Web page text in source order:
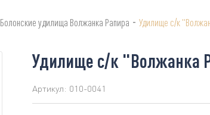
Болонские удилища Волжанка Рапира - Удилище с/к
Удилище с/к "Волжанка
Артикул: 010-0041